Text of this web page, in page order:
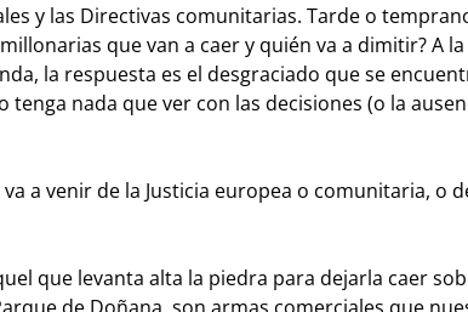
y las Directivas comunitarias. Tarde o
que van a caer y quién va a dimitir? A
la respuesta es el desgraciado que se
nada que ver con las decisiones (o la
a venir de la Justicia europea o comunitaria, o
que levanta alta la piedra para dejarla caer